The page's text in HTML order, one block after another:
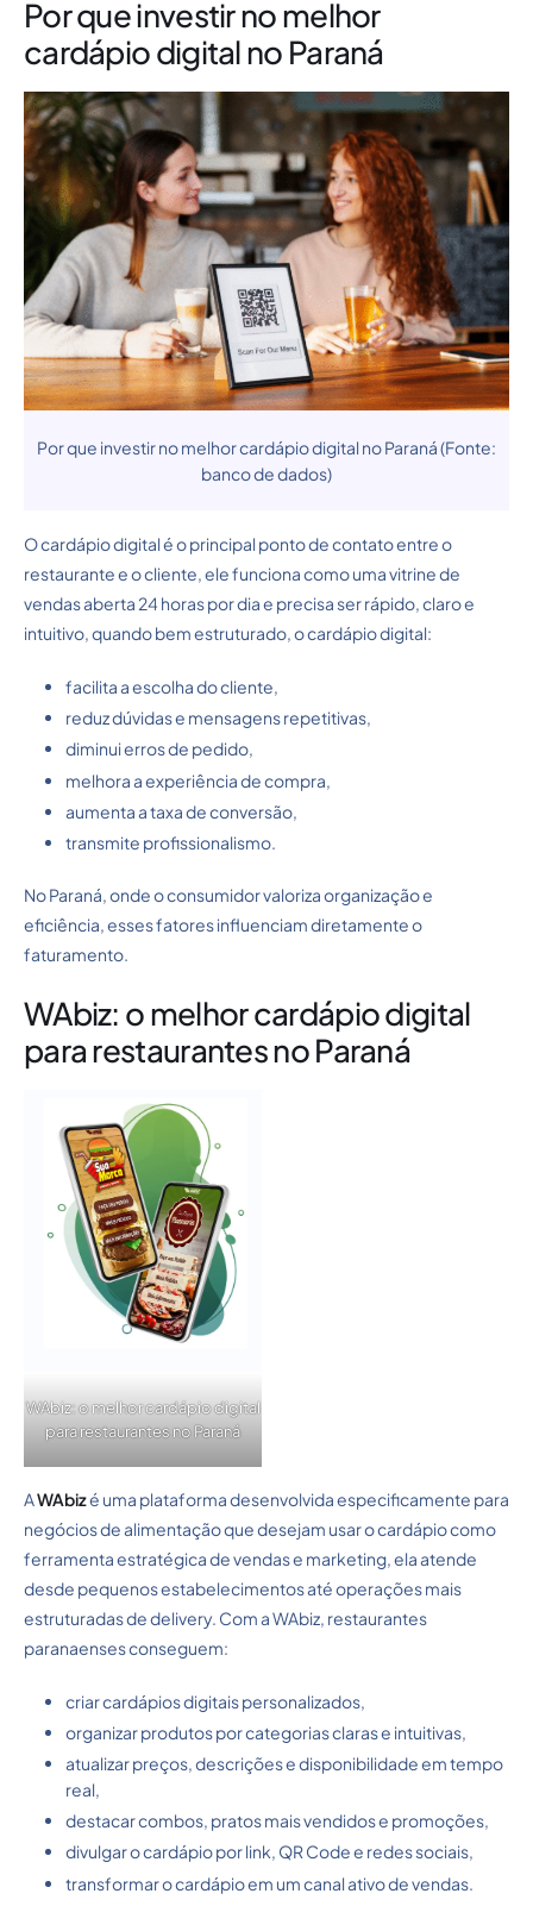
Por que investir no melhor
cardápio digital no Paraná
Por que investir no melhor cardápio digital no Paraná (Fonte:
banco de dados)
O cardápio digital é o principal ponto de contato entre o
restaurante e o cliente, ele funciona como uma vitrine de
vendas aberta 24 horas por dia e precisa ser rápido, claro e
intuitivo, quando bem estruturado, o cardápio digital:
facilita a escolha do cliente,
reduz dúvidas e mensagens repetitivas,
diminui erros de pedido,
melhora a experiência de compra,
aumenta a taxa de conversão,
transmite profissionalismo.
No Paraná, onde o consumidor valoriza organização e
eficiência, esses fatores influenciam diretamente o
faturamento.
WAbiz: o melhor cardápio digital
para restaurantes no Paraná
WAbiz: o melhor cardápio digital
para restaurantes no Paraná
AWAbizé uma plataforma desenvolvida especificamente para
negócios de alimentação que desejam usar o cardápio como
ferramenta estratégica de vendas e marketing, ela atende
desde pequenos estabelecimentos até operações mais
estruturadas de delivery. Com a WAbiz, restaurantes
paranaenses conseguem:
criar cardápios digitais personalizados,
organizar produtos por categorias claras e intuitivas,
atualizar preços, descrições e disponibilidade em tempo
real,
destacar combos, pratos mais vendidos e promoções,
divulgar o cardápio por link, QR Code e redes sociais,
transformar o cardápio em um canal ativo de vendas.